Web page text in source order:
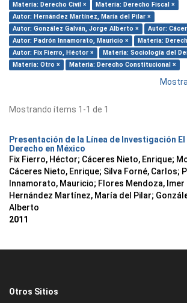
Materia: Derecho Civil ×
Materia: Derecho Fiscal ×
Autor: Hernández Martínez, María del Pilar ×
Autor: González Galván, Jorge Alberto ×
Autor:
Autor: Padrón Innamorato, Mauricio ×
Materia:
Autor: Fix Fierro, Héctor ×
Materia: Sociología del
Materia: Otro ×
Materia: Derecho Constitucional ×
Mostrando ítems 1-1 de 1
Presentación de la Línea de Investigación
Derecho en México
Fix Fierro, Héctor; Cáceres Nieto, Enrique;
Cáceres Nieto, Enrique; Silva Forné, Carlos;
Innamorato, Mauricio; Flores Mendoza, Imer
Hernández Martínez, María del Pilar;
Alberto
2011
Otros Sitios